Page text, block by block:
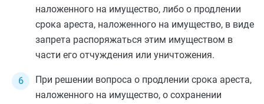
наложенного на имущество, либо о продлении
срока ареста, наложенного на имущество, в виде
запрета распоряжаться этим имуществом в
части его отчуждения или уничтожения.
При решении вопроса о продлении срока ареста,
наложенного на имущество, о сохранении